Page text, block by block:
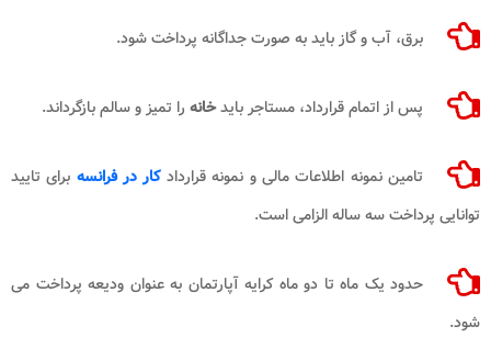
برق، آب و گاز باید به صورت جداگانه پرداخت شود.
پس از اتمام قرارداد، مستاجر بایدخانه را تمیز و سالم بازگرداند.
تامین نمونه اطلاعات مالی و نمونه قراردادکار در فرانسه برای تایید
توانایی پرداخت سه ساله الزامی است.
حدود یک ماه تا دو ماه کرایه آپارتمان به عنوان ودیعه پرداخت می
شود.